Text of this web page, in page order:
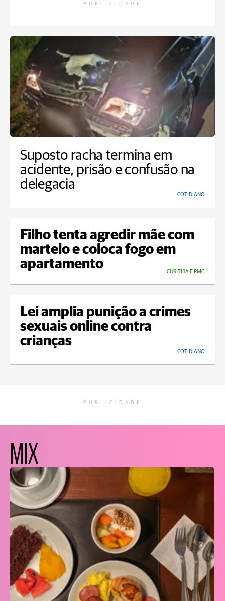
PUBLICIDADE
Suposto racha termina em
acidente, prisão e confusão na
delegacia
COTIDIANO
Filho tenta agredir mãe com
martelo e coloca fogo em
apartamento
CURITIBA E RMC
Lei amplia punição a crimes
sexuais online contra
crianças
COTIDIANO
PUBLICIDADE
MIX